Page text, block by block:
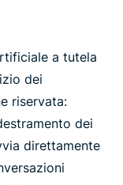
a tutela
dei
riservata:
dei
direttamente